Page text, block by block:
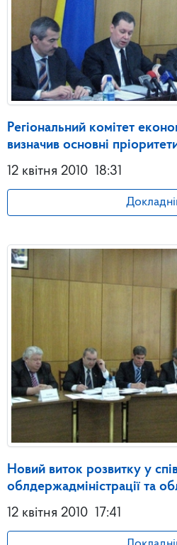
Регіональний комітет
визначив основні
12 квітня 2010 18:31
Новий виток розвитку у
облдержадміністрації та
12 квітня 2010 17:41